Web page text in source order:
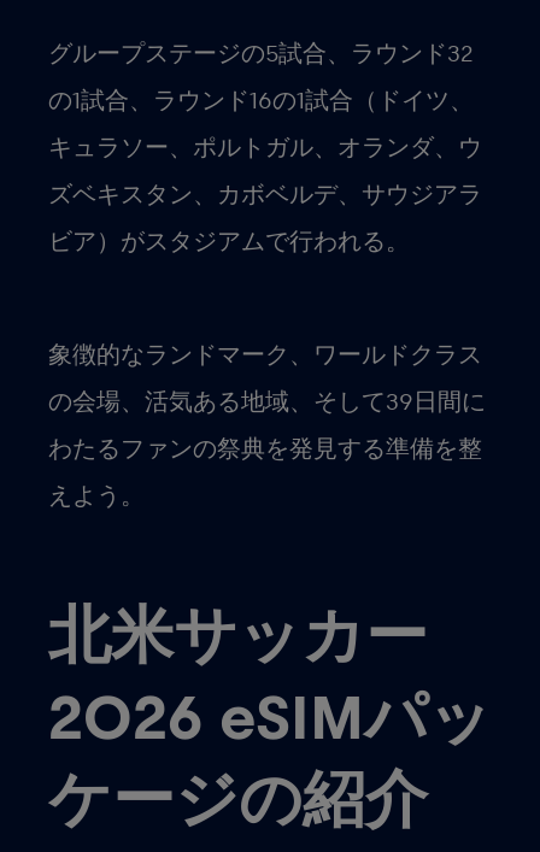
グループステージの5試合、ラウンド32
の1試合、ラウンド16の1試合（ドイツ、
キュラソー、ポルトガル、オランダ、ウ
ズベキスタン、カボベルデ、サウジアラ
ビア）がスタジアムで行われる。
象徴的なランドマーク、ワールドクラス
の会場、活気ある地域、そして39日間に
わたるファンの祭典を発見する準備を整
えよう。
北米サッカー
2026 eSIMパッ
ケージの紹介